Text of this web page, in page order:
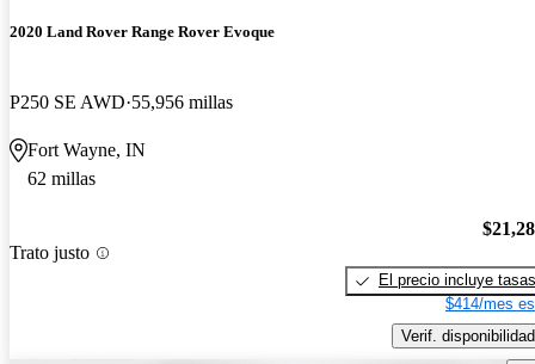
2020 Land Rover Range Rover Evoque
P250 SE AWD 55,956 millas
Fort Wayne, IN
62 millas
Trato justo
El precio incluye tasas
$414/mes
Verif. disponibilidad